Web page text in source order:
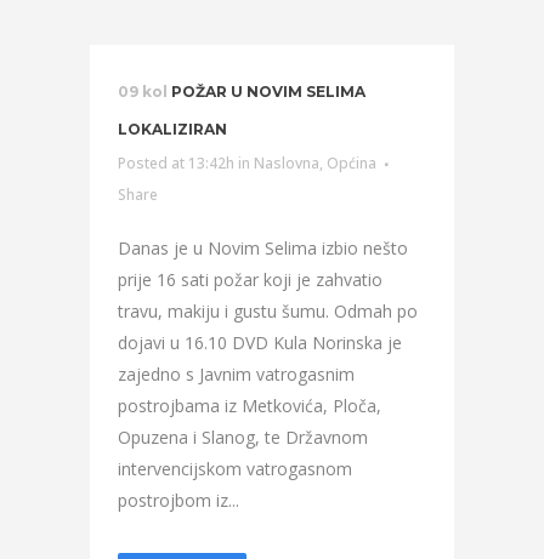
09 kol POŽAR U NOVIM SELIMA
LOKALIZIRAN
Posted at 13:42h in Naslovna, Općina
Share
Danas je u Novim Selima izbio nešto
prije 16 sati požar koji je zahvatio
travu, makiju i gustu šumu. Odmah po
dojavi u 16.10 DVD Kula Norinska je
zajedno s Javnim vatrogasnim
postrojbama iz Metkovića, Ploča,
Opuzena i Slanog, te Državnom
intervencijskom vatrogasnom
postrojbom iz...